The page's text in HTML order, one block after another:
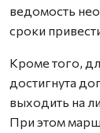
ведомость
сроки
Кроме того,
достигнута
выходить на
При этом